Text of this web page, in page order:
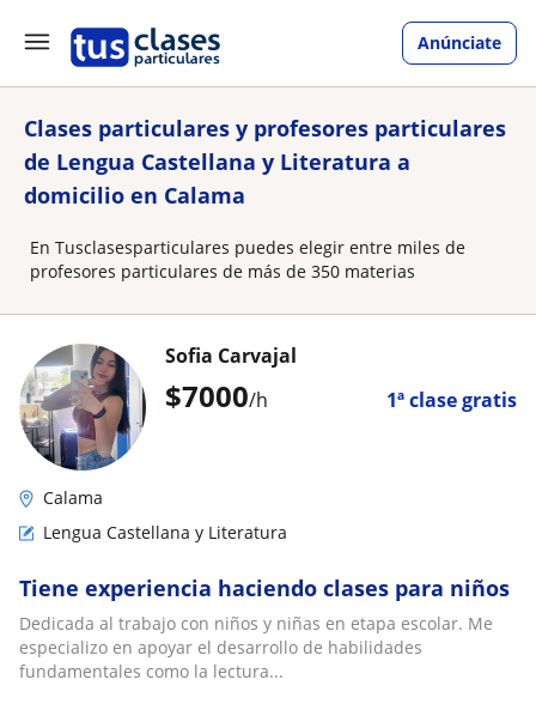
Anúnciate
Clases particulares y profesores particulares
de Lengua Castellana y Literatura a
domicilio en Calama
En Tusclasesparticulares puedes elegir entre miles de
profesores particulares de más de 350 materias
$7000/h 1ª clase gratis
Sofia Carvajal
Calama
Lengua Castellana y Literatura
Tiene experiencia haciendo clases para niños
Dedicada al trabajo con niños y niñas en etapa escolar. Me
especializo en apoyar el desarrollo de habilidades
fundamentales como la lectura...